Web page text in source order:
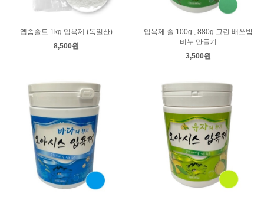
엡솜솔트 1kg 입욕제 (독일산)
8,500원
입욕제 솔 100g , 880g 그린 배쓰밤
비누 만들기
3,500원